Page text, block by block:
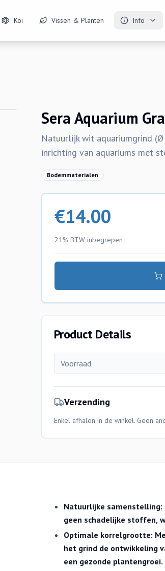
Koi Vissen & Planten Info
Sera Aquarium
Natuurlijk wit aquariumgrind
inrichting van aquariums met
Bodemmaterialen
€14.00
21% BTW inbegrepen
Product Details
Voorraad
Verzending
Enkel afhalen in de winkel. Geen
Natuurlijke
geen schadelijke stoffen,
Optimale korrelgrootte:
het grind de ontwikkeling
een gezonde plantengroei.